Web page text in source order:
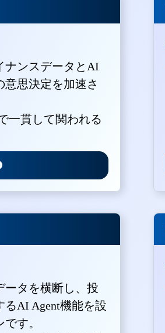
ナンスデータとAI
意思決定を加速さ
一貫して関われる
ータを横断し、投
AI Agent機能を設
す。